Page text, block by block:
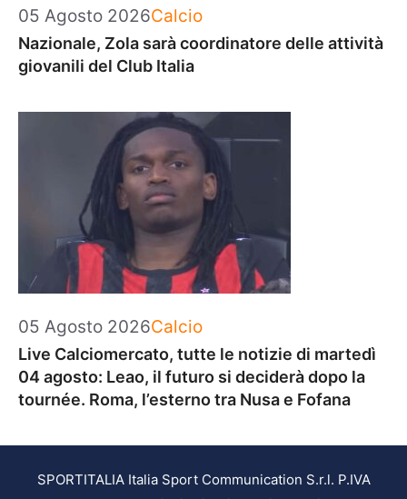
05 Agosto 2026Categorie
Calcio
Nazionale, Zola sarà coordinatore delle attività
giovanili del Club Italia
05 Agosto 2026Categorie
Calcio
Live Calciomercato, tutte le notizie di martedì
04 agosto: Leao, il futuro si deciderà dopo la
tournée. Roma, l’esterno tra Nusa e Fofana
SPORTITALIA Italia Sport Communication S.r.l. P.IVA